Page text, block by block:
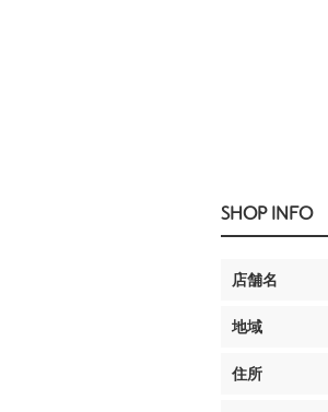
SHOP INFO
店舗名
地域
住所